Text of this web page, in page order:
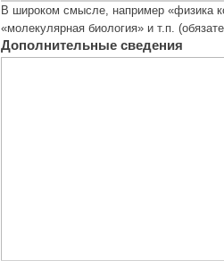
В широком смысле, например «физика
«молекулярная биология» и т.п.
Дополнительные сведения